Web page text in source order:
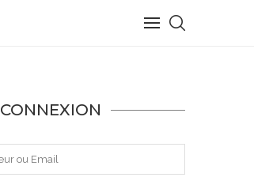
CONNEXION